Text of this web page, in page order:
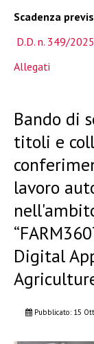
Scadenza
D.D. n. 349/2025
Allegati
Bando di
titoli e
lavoro
Digital
Pubblicato: 15